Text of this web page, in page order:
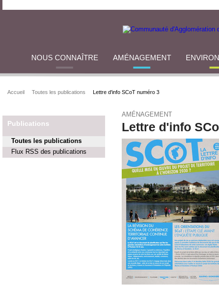
NOUS CONNAÎTRE AMÉNAGEMENT
Accueil Toutes les publications Lettre d'info SCoT numéro 3
Publications
Toutes les publications
Flux RSS des publications
AMÉNAGEMENT
Lettre d'info